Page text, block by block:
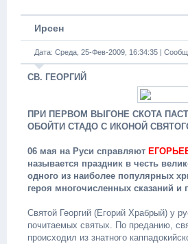
Ирсен
Дата: Среда, 25-Фев-2009, 16:34:35 |
СВ. ГЕОРГИЙ
ПРИ ПЕРВОМ ВЫГОНЕ СКОТА
ОБОЙТИ СТАДО С ИКОНОЙ
06 мая на Руси справляют
называется праздник в честь
одного из наиболее популярных
героя многочисленных сказаний и
Святой Георгий (Егорий Храбрый) у
почитаемых святых. По преданию,
происходил из знатного